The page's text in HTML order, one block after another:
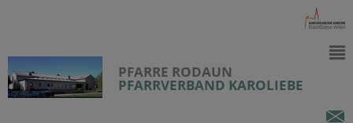
PFARRE RODAUN
PFARRVERBAND KAROLIEBE